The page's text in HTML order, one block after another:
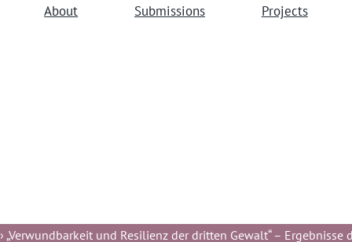
About Submissions Projects
„Verwundbarkeit und Resilienz der dritten Gewalt“ – Ergebnisse